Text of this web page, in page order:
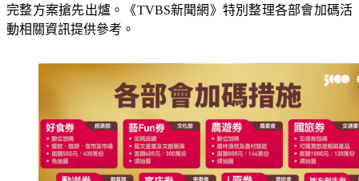
完整方案搶先出爐。《TVBS新聞網》特別整理各部會加碼活
動相關資訊提供參考。